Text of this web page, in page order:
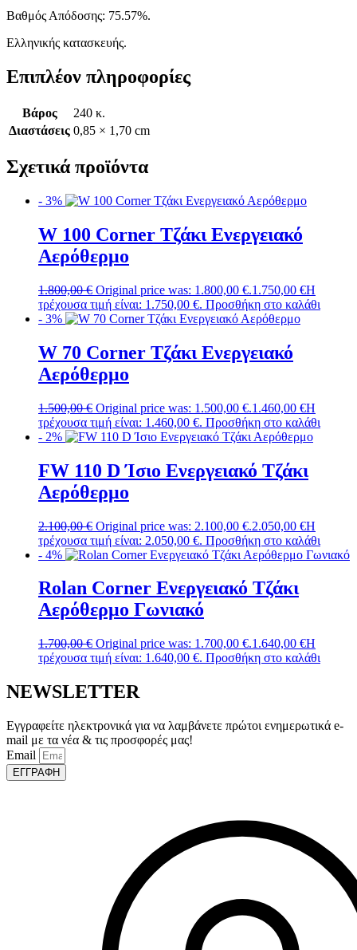
Bαθμός Απόδοσης: 75.57%.
Ελληνικής κατασκευής.
Επιπλέον πληροφορίες
Βάρος
240 κ.
Διαστάσεις 0,85 × 1,70 cm
Σχετικά προϊόντα
- 3%
W 100 Corner Τζάκι Ενεργειακό
Αερόθερμο
1.800,00€ Original price was: 1.800,00 €.1.750,00 €Η
τρέχουσα τιμή είναι: 1.750,00 €. Προσθήκη στο καλάθι
- 3%
W 70 Corner Τζάκι Ενεργειακό
Αερόθερμο
1.500,00€ Original price was: 1.500,00 €.1.460,00 €Η
τρέχουσα τιμή είναι: 1.460,00 €. Προσθήκη στο καλάθι
- 2%
FW 110 D Ίσιο Ενεργειακό Τζάκι
Αερόθερμο
2.100,00€ Original price was: 2.100,00 €.2.050,00 €Η
τρέχουσα τιμή είναι: 2.050,00 €. Προσθήκη στο καλάθι
- 4%
Rolan Corner Ενεργειακό Τζάκι
Αερόθερμο Γωνιακό
1.700,00€ Original price was: 1.700,00 €.1.640,00 €Η
τρέχουσα τιμή είναι: 1.640,00 €. Προσθήκη στο καλάθι
NEWSLETTER
Εγγραφείτε ηλεκτρονικά για να λαμβάνετε πρώτοι ενημερωτικά e-
mail με τα νέα & τις προσφορές μας!
Email
ΕΓΓΡΑΦΗ